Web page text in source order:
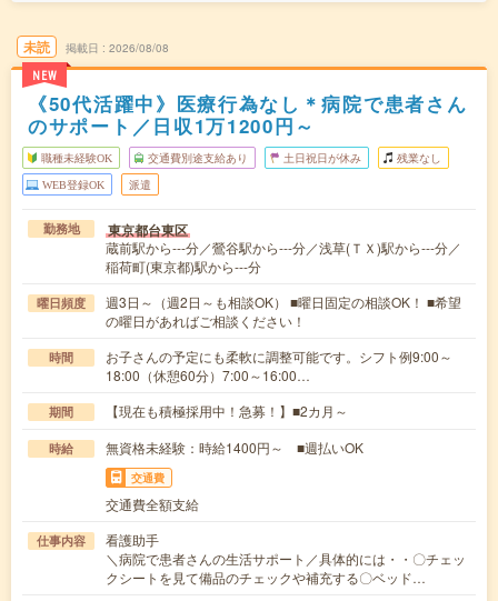
未読
NEW
掲載日 2026/08/08
《50代活躍中》医療行為なし＊病院で患者さん
のサポート／日収1万1200円～
職種未経験OK 交通費別途支給あり 土日祝日が休み 残業なし
WEB登録OK 派遣
勤務地 東京都台東区
蔵前駅から---分／鶯谷駅から---分／浅草(ＴＸ)駅から---分／
稲荷町(東京都)駅から---分
曜日頻度
週3日～（週2日～も相談OK） ■曜日固定の相談OK！ ■希望
の曜日があればご相談ください！
時間
お子さんの予定にも柔軟に調整可能です。シフト例9:00～
18:00（休憩60分）7:00～16:00…
期間 【現在も積極採用中！急募！】■2カ月～
時給 無資格未経験：時給1400円～ ■週払いOK
交通費
交通費全額支給
仕事内容
看護助手
＼病院で患者さんの生活サポート／具体的には・・〇チェッ
クシートを見て備品のチェックや補充する〇ベッド…